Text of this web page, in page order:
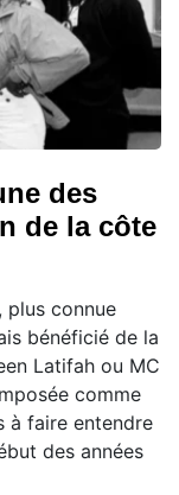
des
de la côte
plus connue
bénéficié de la
Latifah ou MC
comme
à faire entendre
des années